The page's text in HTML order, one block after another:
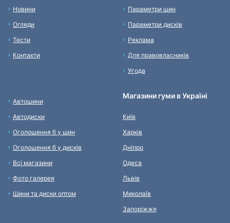
Новини
Огляди
Тести
Контакти
Параметри шин
Параметри дисків
Реклама
Для правовласників
Угода
Автошини
Автодиски
Оголошення б у шин
Оголошення б у дисків
Всі магазини
Фото галерея
Шини та диски оптом
Магазини гуми в Україні
Київ
Харків
Дніпро
Одеса
Львів
Миколаїв
Запоріжжя